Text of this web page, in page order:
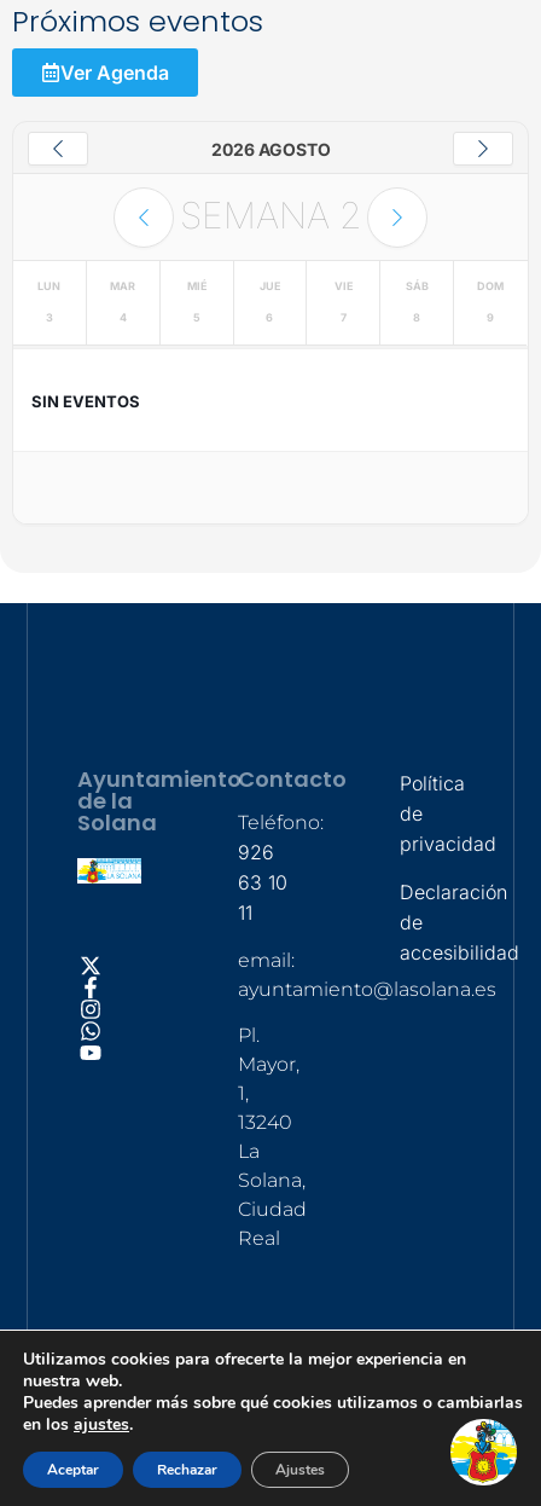
Próximos eventos
Ver Agenda
2026 AGOSTO
SEMANA 2
LUN
3
MAR
4
MIÉ
5
JUE
6
VIE
7
SÁB
8
DOM
9
SIN EVENTOS
Ayuntamiento
de la
Solana
Contacto
Teléfono:
926
63 10
11
email:
ayuntamiento@lasolana.es
Pl.
Mayor,
1,
13240
La
Solana,
Ciudad
Real
Política
de
privacidad
Declaración
de
accesibilidad
Utilizamos cookies para ofrecerte la mejor experiencia en
nuestra web.
Puedes aprender más sobre qué cookies utilizamos o cambiarlas
en los ajustes.
Aceptar Rechazar Ajustes